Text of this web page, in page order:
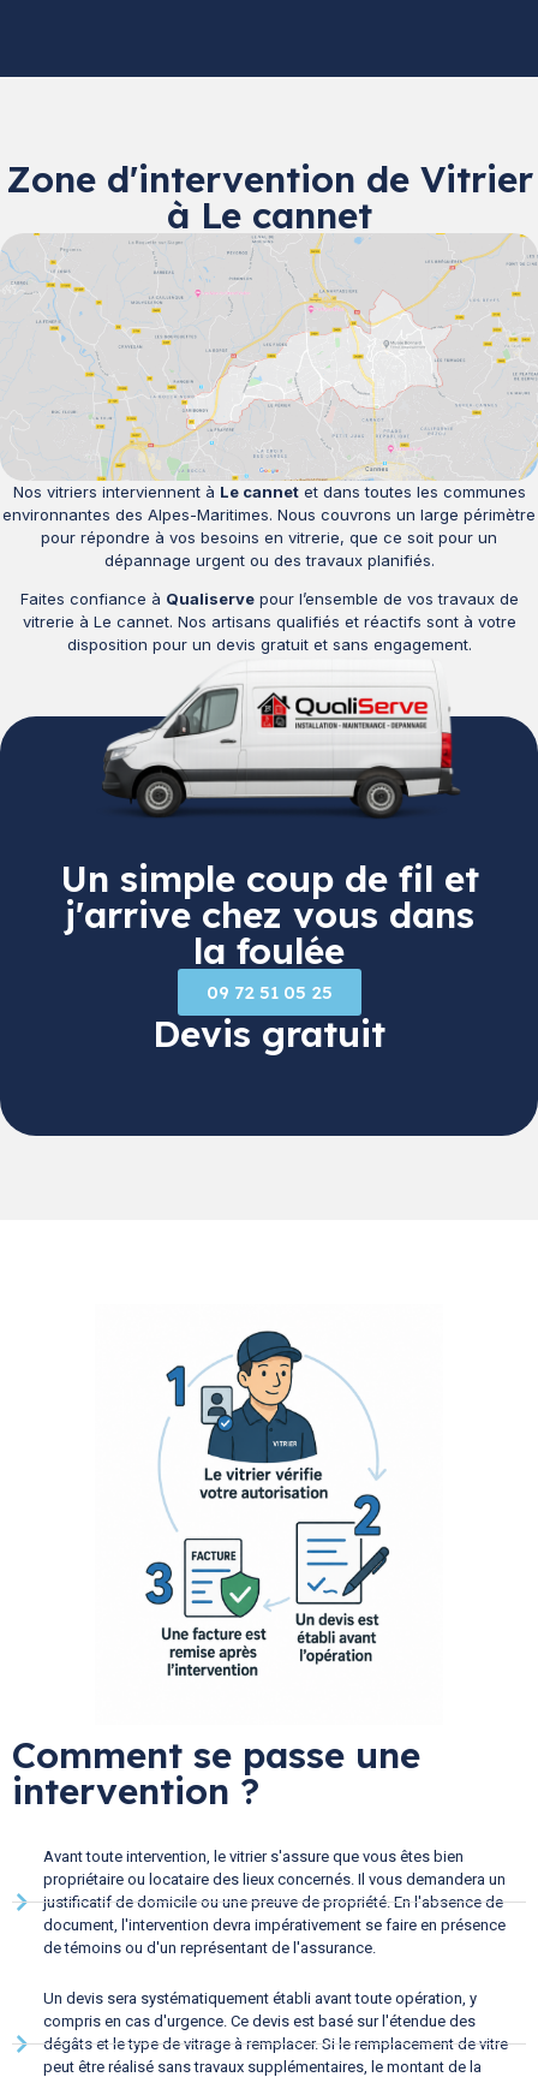
Zone d'intervention de Vitrier
à Le cannet
Nos vitriers interviennent à Le cannetet dans toutes les communes
environnantes des Alpes-Maritimes. Nous couvrons un large périmètre
pour répondre à vos besoins en vitrerie, que ce soit pour un
dépannage urgent ou des travaux planifiés.
Faites confiance à Qualiservepour l’ensemble de vos travaux de
vitrerie à Le cannet. Nos artisans qualifiés et réactifs sont à votre
disposition pour un devis gratuit et sans engagement.
Un simple coup de fil et
j'arrive chez vous dans
la foulée
09 72 51 05 25
Devis gratuit
Comment se passe une
intervention ?
Avant toute intervention, le vitrier s'assure que vous êtes bien
propriétaire ou locataire des lieux concernés. Il vous demandera un
justificatif de domicile ou une preuve de propriété. En l'absence de
document, l'intervention devra impérativement se faire en présence
de témoins ou d'un représentant de l'assurance.
Un devis sera systématiquement établi avant toute opération, y
compris en cas d'urgence. Ce devis est basé sur l'étendue des
dégâts et le type de vitrage à remplacer. Si le remplacement de vitre
peut être réalisé sans travaux supplémentaires, le montant de la